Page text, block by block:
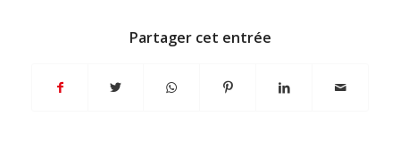
Partager cet entrée